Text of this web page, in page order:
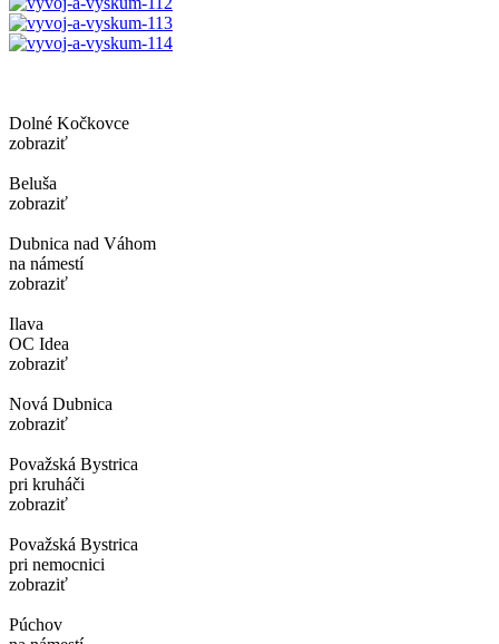
Dolné Kočkovce
zobraziť
Beluša
zobraziť
Dubnica nad Váhom
na námestí
zobraziť
Ilava
OC Idea
zobraziť
Nová Dubnica
zobraziť
Považská Bystrica
pri kruháči
zobraziť
Považská Bystrica
pri nemocnici
zobraziť
Púchov